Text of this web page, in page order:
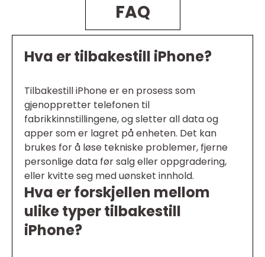
FAQ
Hva er tilbakestill iPhone?
Tilbakestill iPhone er en prosess som
gjenoppretter telefonen til
fabrikkinnstillingene, og sletter all data og
apper som er lagret på enheten. Det kan
brukes for å løse tekniske problemer, fjerne
personlige data før salg eller oppgradering,
eller kvitte seg med uønsket innhold.
Hva er forskjellen mellom
ulike typer tilbakestill
iPhone?